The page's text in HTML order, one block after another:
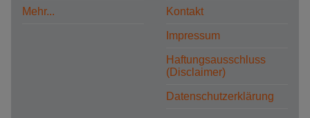
Mehr... Kontakt
Impressum
Haftungsausschluss
(Disclaimer)
Datenschutzerklärung